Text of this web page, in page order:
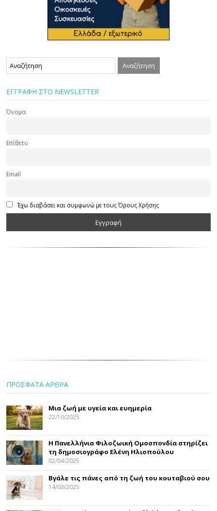
ΕΓΓΡΑΦΗ ΣΤΟ NEWSLETTER
Όνομα
Επίθετο
Email
Έχω διαβάσει και συμφωνώ με τους Όρους Χρήσης
ΠΡΟΣΦΑΤΑ ΑΡΘΡΑ
Μια ζωή με υγεία και ευημερία
22/10/2025
Η Πανελλήνια Φιλοζωική Ομοσπονδία στηρίζει
τη δημοσιογράφο Ελένη Ηλιοπούλου
02/04/2025
Βγάλε τις πάνες από τη ζωή του κουταβιού σου
14/03/2025